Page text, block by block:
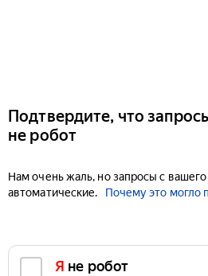
Подтвердите, что
не робот
Нам очень жаль, но запросы с
автоматические.
Почему это могло
Я не робот